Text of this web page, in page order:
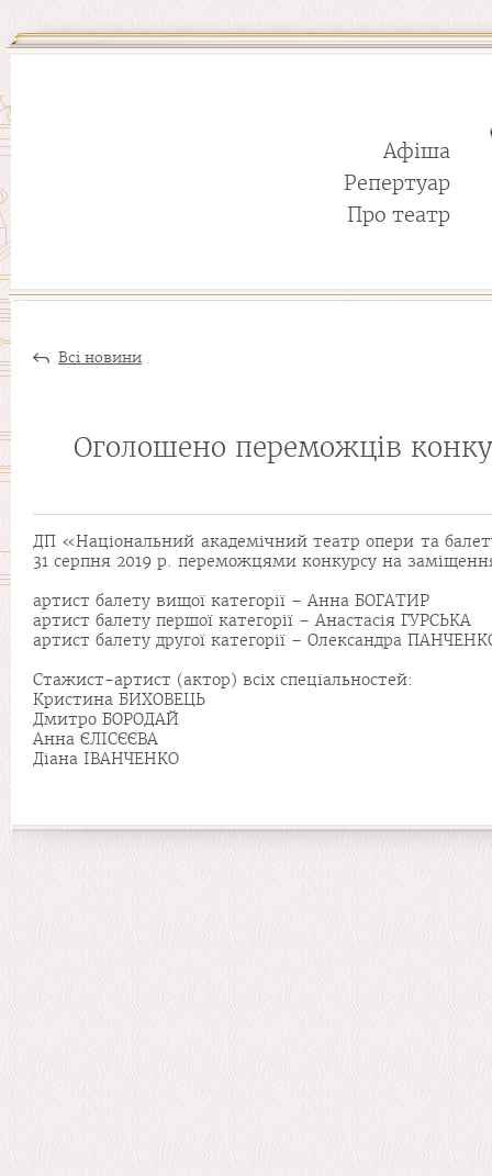
Афіша
Репертуар
Про театр
Всі новини
Оголошено переможців
ДП «Національний академічний театр опери та
31 серпня 2019 р. переможцями конкурсу на
артист балету вищої категорії – Анна БОГАТИР
артист балету першої категорії – Анастасія ГУРСЬКА
артист балету другої категорії – Олександра
Стажист-артист (актор) всіх спеціальностей:
Кристина БИХОВЕЦЬ
Дмитро БОРОДАЙ
Анна ЄЛІСЄЄВА
Діана ІВАНЧЕНКО